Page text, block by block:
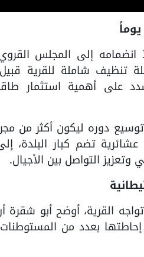
تنظيف شاملة للقرية
على أهمية استثمار
دوره ليكون أكثر من
تضم كبار
وتعزيز التواصل بين الأجيال.
تواجه القرية، أوضح أبو
بعدد من